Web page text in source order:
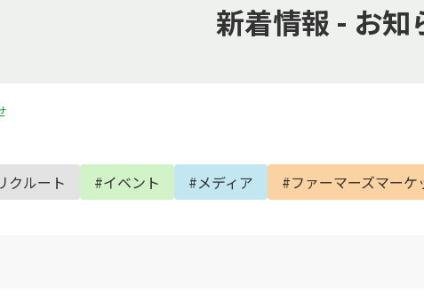
新着情報 - お知
クルート #イベント #メディア #ファーマーズマーケ